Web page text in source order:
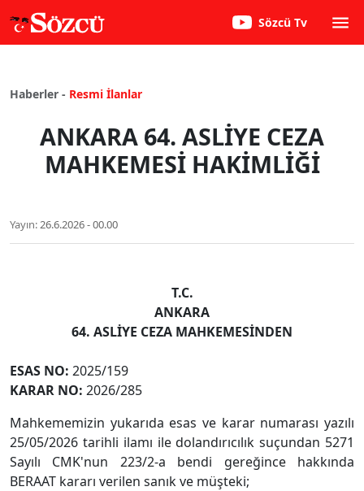
Sözcü Tv
Haberler - Resmi İlanlar
ANKARA 64. ASLİYE CEZA
MAHKEMESİ HAKİMLİĞİ
Yayın:26.6.2026 - 00.00
T.C.
ANKARA
64. ASLİYE CEZA MAHKEMESİNDEN
ESAS NO: 2025/159
KARAR NO: 2026/285
Mahkememizin yukarıda esas ve karar numarası yazılı
25/05/2026 tarihli ilamı ile dolandırıcılık suçundan 5271
Sayılı CMK'nun 223/2-a bendi gereğince hakkında
BERAAT kararı verilen sanık ve müşteki;